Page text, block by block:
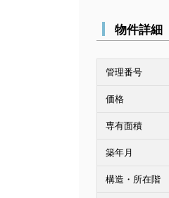
物件詳細
管理番号
価格
専有面積
築年月
構造・所在階